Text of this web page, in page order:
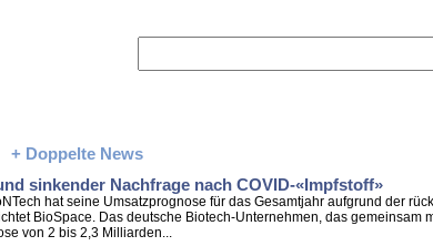
+ Doppelte News
sinkender Nachfrage nach COVID-«Impfstoff»
hat seine Umsatzprognose für das Gesamtjahr aufgrund der
BioSpace. Das deutsche Biotech-Unternehmen, das gemeinsam
von 2 bis 2,3 Milliarden...